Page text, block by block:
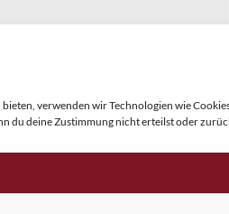
verwenden wir Technologien wie
du deine Zustimmung nicht erteilst oder